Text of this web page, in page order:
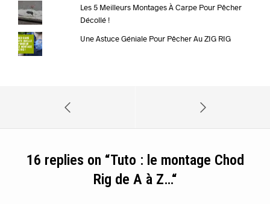
Les 5 Meilleurs Montages À Carpe Pour Pêcher
Décollé !
Une Astuce Géniale Pour Pêcher Au ZIG RIG
16 replies on “Tuto : le montage Chod
Rig de A à Z…“